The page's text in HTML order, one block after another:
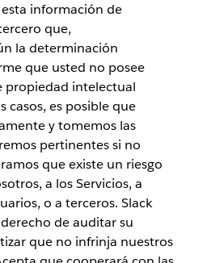
información de
que,
la determinación
que usted no posee
propiedad intelectual
casos, es posible que
y tomemos las
pertinentes si no
que existe un riesgo
a los Servicios, a
o a terceros. Slack
de auditar su
que no infrinja nuestros